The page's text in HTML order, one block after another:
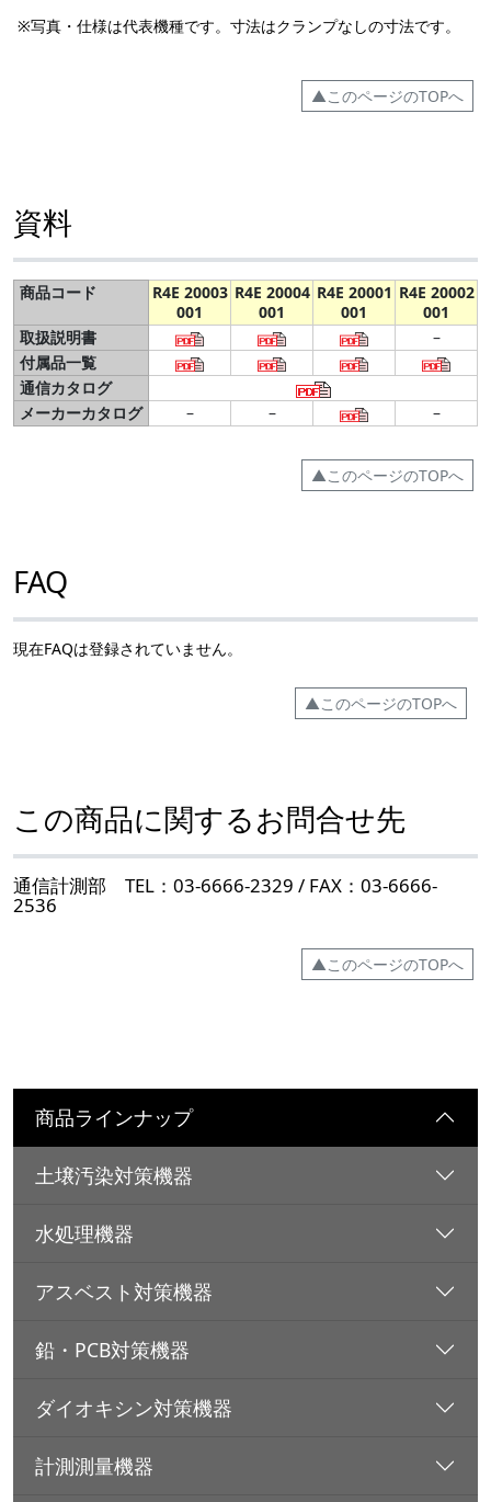
※写真・仕様は代表機種です。寸法はクランプなしの寸法です。
▲このページのTOPへ
資料
商品コード
R4E 20003
001
R4E 20004
001
R4E 20001
001
R4E 20002
001
取扱説明書
–
付属品一覧
通信カタログ
メーカーカタログ
– – –
▲このページのTOPへ
FAQ
現在FAQは登録されていません。
▲このページのTOPへ
この商品に関するお問合せ先
通信計測部 TEL：03-6666-2329 / FAX：03-6666-
2536
▲このページのTOPへ
商品ラインナップ
土壌汚染対策機器
水処理機器
アスベスト対策機器
鉛・PCB対策機器
ダイオキシン対策機器
計測測量機器